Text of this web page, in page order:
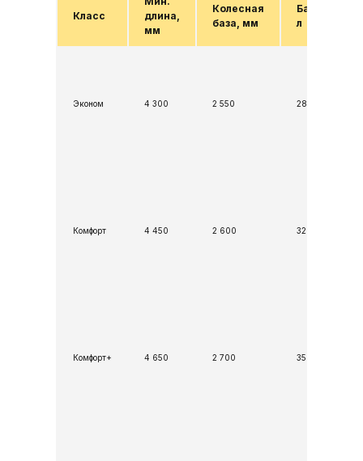
Класс
длина,
мм
Колесная
база, мм
Багажник,
л
Эконом 4 300 2 550 280
Комфорт 4 450 2 600 320
Комфорт+ 4 650 2 700 350